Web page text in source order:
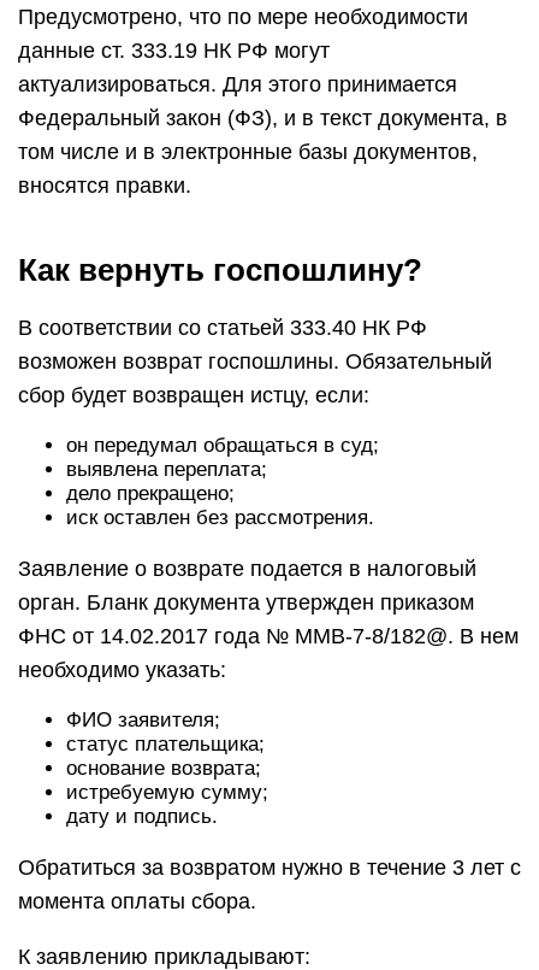
Предусмотрено, что по мере необходимости
данные ст. 333.19 НК РФ могут
актуализироваться. Для этого принимается
Федеральный закон (ФЗ), и в текст документа, в
том числе и в электронные базы документов,
вносятся правки.
Как вернуть госпошлину?
В соответствии со статьей 333.40 НК РФ
возможен возврат госпошлины. Обязательный
сбор будет возвращен истцу, если:
он передумал обращаться в суд;
выявлена переплата;
дело прекращено;
иск оставлен без рассмотрения.
Заявление о возврате подается в налоговый
орган. Бланк документа утвержден приказом
ФНС от 14.02.2017 года № ММВ-7-8/182@. В нем
необходимо указать:
ФИО заявителя;
статус плательщика;
основание возврата;
истребуемую сумму;
дату и подпись.
Обратиться за возвратом нужно в течение 3 лет с
момента оплаты сбора.
К заявлению прикладывают: